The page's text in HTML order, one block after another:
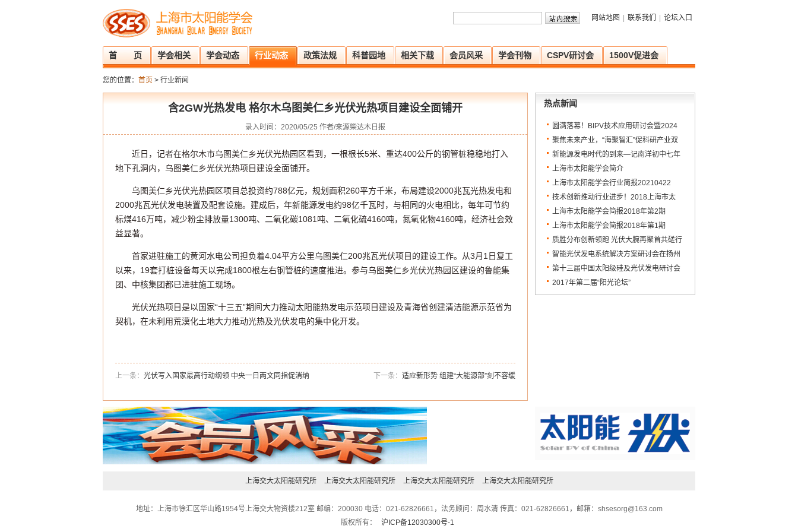
网站地图 联系我们 论坛入口
首 页 学会相关 学会动态 行业动态 政策法规 科普园地 相关下载 会员风采 学会刊物 CSPV研讨会 1500V促进会
您的位置： 首页 > 行业新闻
含2GW光热发电 格尔木乌图美仁乡光伏光热项目建设全面铺开
录入时间：2020/05/25 作者/来源柴达木日报
近日，记者在格尔木市乌图美仁乡光伏光热园区看到，一根根长5米、重达400公斤的钢管桩稳稳地打入
地下孔洞内，乌图美仁乡光伏光热项目建设全面铺开。
乌图美仁乡光伏光热园区项目总投资约788亿元，规划面积260平方千米，布局建设2000兆瓦光热发电和
2000兆瓦光伏发电装置及配套设施。建成后，年新能源发电约98亿千瓦时，与相同的火电相比，每年可节约
标煤416万吨，减少粉尘排放量1300吨、二氧化碳1081吨、二氧化硫4160吨，氮氧化物4160吨，经济社会效
益显著。
首家进驻施工的黄河水电公司担负着4.04平方公里乌图美仁200兆瓦光伏项目的建设工作。从3月1日复工
以来，19套打桩设备每天以完成1800根左右钢管桩的速度推进。参与乌图美仁乡光伏光热园区建设的鲁能集
团、中核集团都已进驻施工现场。
光伏光热项目是以国家“十三五”期间大力推动太阳能热发电示范项目建设及青海省创建清洁能源示范省为
契机，在未利用荒漠化土地大力推动光热及光伏发电的集中化开发。
上一条： 光伏写入国家最高行动纲领 中央一日两文同指促消纳 下一条： 适应新形势 组建“大能源部”刻不容缓
热点新闻
圆满落幕！BIPV技术应用研讨会暨2024
年上海市太阳能学会学术年会顺利召开
聚焦未来产业，“海聚智汇”促科研产业双
向链接
新能源发电时代的到来—记南洋初中七年
级新能源科普讲座
上海市太阳能学会简介
上海市太阳能学会行业简报20210422
技术创新推动行业进步！2018上海市太
阳能学会年会暨先进技术集成研讨会圆满
落幕
上海市太阳能学会简报2018年第2期
上海市太阳能学会简报2018年第1期
质胜分布创新领跑 光伏大腕再聚首共磋行
业发展——PAT2018爱光伏一生一世完美
落幕
智能光伏发电系统解决方案研讨会在扬州
宝应圆满召开
第十三届中国太阳级硅及光伏发电研讨会
顺利闭幕
2017年第二届“阳光论坛”
上海交大太阳能研究所 上海交大太阳能研究所 上海交大太阳能研究所 上海交大太阳能研究所
地址：上海市徐汇区华山路1954号上海交大物资楼212室 邮编：200030 电话：021-62826661，法务顾问：周水清 传真：021-62826661，邮箱：shsesorg@163.com
版权所有：
沪ICP备12030300号-1